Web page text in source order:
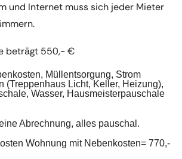
und Internet muss sich jeder Mieter
beträgt 550,- €
Müllentsorgung, Strom
(Treppenhaus Licht, Keller, Heizung),
Wasser, Hausmeisterpauschale
Abrechnung, alles pauschal.
Wohnung mit Nebenkosten= 770,-